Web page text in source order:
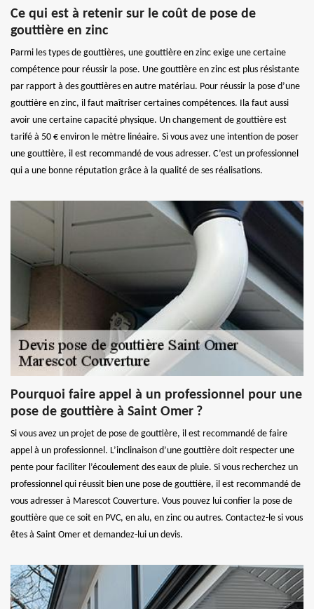
Ce qui est à retenir sur le coût de pose de
gouttière en zinc
Parmi les types de gouttières, une gouttière en zinc exige une certaine
compétence pour réussir la pose. Une gouttière en zinc est plus résistante
par rapport à des gouttières en autre matériau. Pour réussir la pose d’une
gouttière en zinc, il faut maîtriser certaines compétences. Ila faut aussi
avoir une certaine capacité physique. Un changement de gouttière est
tarifé à 50 € environ le mètre linéaire. Si vous avez une intention de poser
une gouttière, il est recommandé de vous adresser. C’est un professionnel
qui a une bonne réputation grâce à la qualité de ses réalisations.
Pourquoi faire appel à un professionnel pour une
pose de gouttière à Saint Omer ?
Si vous avez un projet de pose de gouttière, il est recommandé de faire
appel à un professionnel. L’inclinaison d’une gouttière doit respecter une
pente pour faciliter l’écoulement des eaux de pluie. Si vous recherchez un
professionnel qui réussit bien une pose de gouttière, il est recommandé de
vous adresser à Marescot Couverture. Vous pouvez lui confier la pose de
gouttière que ce soit en PVC, en alu, en zinc ou autres. Contactez-le si vous
êtes à Saint Omer et demandez-lui un devis.